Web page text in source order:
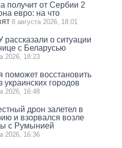
получит от Сербии 2
евро: на что
8 августа 2026, 18:01
о ситуации
с Беларусью
2026, 18:23
поможет восстановить
украинских городов
2026, 16:48
дрон залетел в
и взорвался возле
с Румынией
2026, 16:36